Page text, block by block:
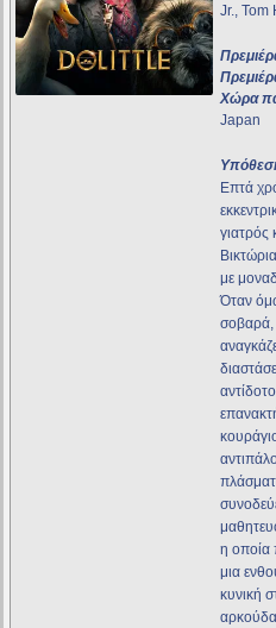
Jr., Tom
Χώρα
Japan
Επτά
γιατρός
με
Όταν
σοβαρά,
η οποία
μια
κυνική